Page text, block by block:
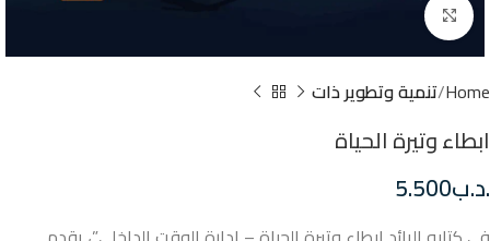
Click to enlarge
Home تنمية وتطوير ذات
ابطاء وتيرة الحياة
.د.ب5.500